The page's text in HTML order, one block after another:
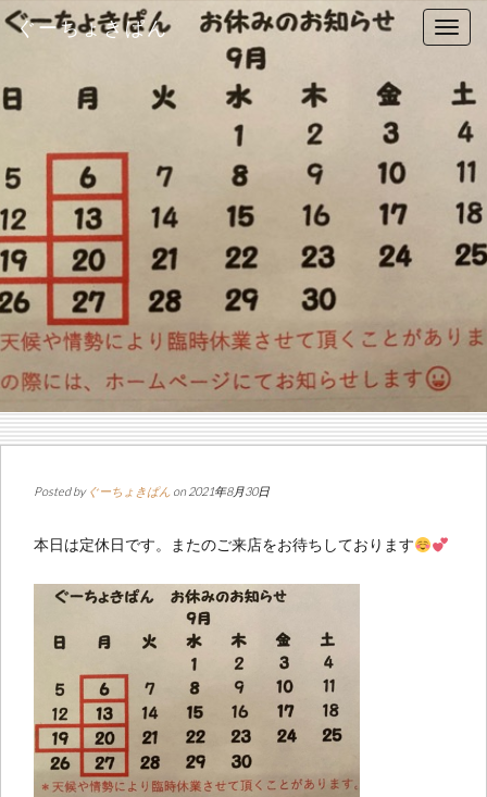
T
g
t
o
ぐーちょきぱん
Posted by ぐーちょきぱん on 2021年8月30日
本日は定休日です。またのご来店をお待ちしております